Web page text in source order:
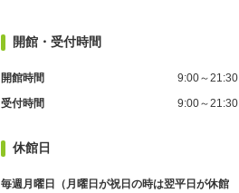
開館・受付時間
開館時間
9:00～21:30
受付時間
9:00～21:30
休館日
毎週月曜日（月曜日が祝日の時は翌平日が休館